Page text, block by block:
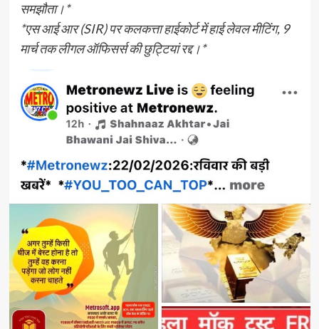
समझौता।*
*एस आई आर (SIR) पर कलकत्ता हाईकोर्ट में हाई लेवल मीटिंग, 9
मार्च तक लीगल ऑफिसर्स की छुट्टियां रद्द।*